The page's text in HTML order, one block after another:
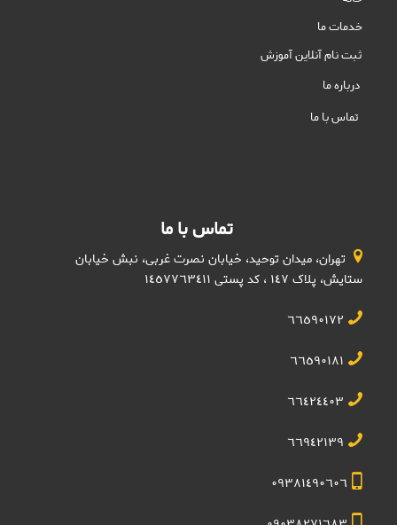
خدمات ما
ثبت نام آنلاین آموزش
درباره ما
تماس با ما
تماس با ما
تهران، میدان توحید، خیابان نصرت غربی، نبش خیابان
ستایش، پلاک ١٤٧ ، کد پستی ١٤٥٧٧٦٣٤١١
٦٦٥٩٠١٧٢
٦٦٥٩٠١٨١
٦٦٤٢٤٤٠٣
٦٦٩٤٢١٣٩
٠٩٣٨١٤٩٠٦٠٦